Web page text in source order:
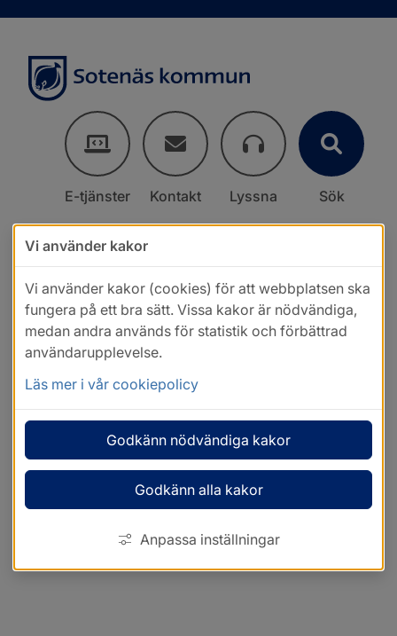
E-tjänster Kontakt Lyssna Sök
Vi använder kakor
Vi använder kakor (cookies) för att webbplatsen ska
fungera på ett bra sätt. Vissa kakor är nödvändiga,
medan andra används för statistik och förbättrad
användarupplevelse.
Läs mer i vår cookiepolicy
Godkänn nödvändiga kakor
Godkänn alla kakor
Anpassa inställningar